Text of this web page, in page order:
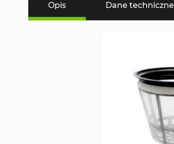
Opis Dane techniczne